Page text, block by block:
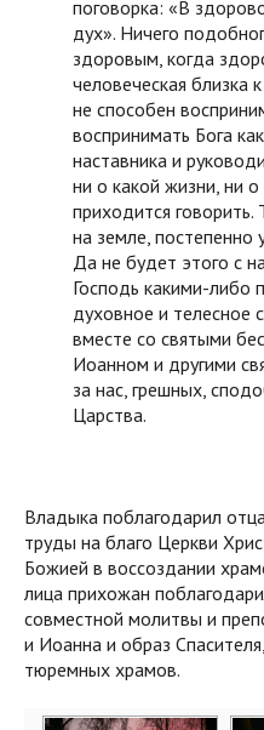
поговорка: «В
дух». Ничего
здоровым, когда
человеческая близка
не способен
воспринимать Бога
наставника и
ни о какой жизни, ни
приходится
на земле,
Да не будет этого с
Господь какими-либо
духовное и телесное
вместе со святыми
Иоанном и другими
за нас, грешных,
Царства.
Владыка поблагодарил
труды на благо Церкви
Божией в воссоздании
лица прихожан
совместной молитвы и
и Иоанна и образ
тюремных храмов.